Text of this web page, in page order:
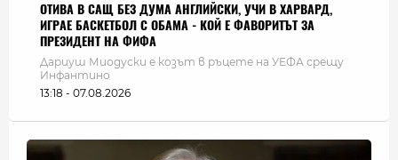
ОТИВА В САЩ БЕЗ ДУМА АНГЛИЙСКИ, УЧИ В ХАРВАРД,
ИГРАЕ БАСКЕТБОЛ С ОБАМА - КОЙ Е ФАВОРИТЪТ ЗА
ПРЕЗИДЕНТ НА ФИФА
Дариуш Миодуски е козът в ръцете на УЕФА срещу
Инфантино
13:18 - 07.08.2026